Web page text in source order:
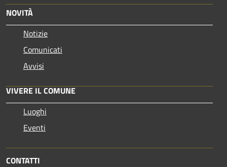
NOVITÀ
Notizie
Comunicati
Avvisi
VIVERE IL COMUNE
Luoghi
Eventi
CONTATTI